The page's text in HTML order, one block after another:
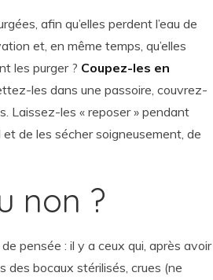
afin qu’elles perdent l’eau de
et, en même temps, qu’elles
les purger ? Coupez-les en
les dans une passoire, couvrez-
Laissez-les « reposer » pendant
de les sécher soigneusement, de
non ?
pensée : il y a ceux qui, après avoir
bocaux stérilisés, crues (ne